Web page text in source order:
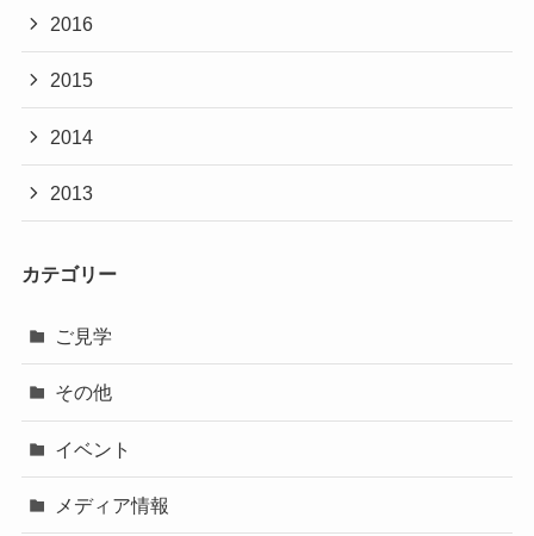
2016
2015
2014
2013
カテゴリー
ご見学
その他
イベント
メディア情報